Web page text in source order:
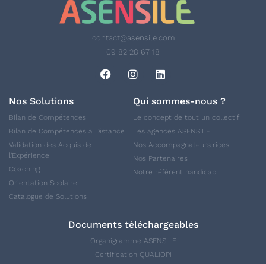
contact@asensile.com
09 82 28 67 18
Nos Solutions
Bilan de Compétences
Bilan de Compétences à Distance
Validation des Acquis de
l'Expérience
Coaching
Orientation Scolaire
Catalogue de Solutions
Qui sommes-nous ?
Le concept de tout un collectif
Les agences ASENSILE
Nos Accompagnateurs.rices
Nos Partenaires
Notre référent handicap
Documents téléchargeables
Organigramme ASENSILE
Certification QUALIOPI